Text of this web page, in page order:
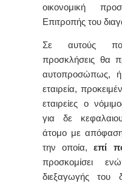
οικονομική
Επιτροπής του
Σε αυτούς
προσκλήσεις θα
αυτοπροσώπως, ή
εταιρεία,
εταιρείες ο
για δε
άτομο με απόφαση
την οποία,επί
προσκομίσει
διεξαγωγής του